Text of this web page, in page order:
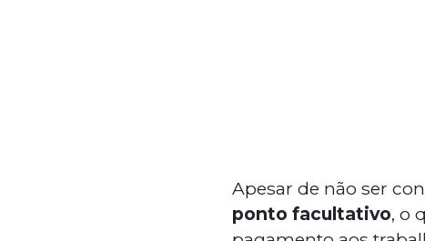
Apesar de não ser
ponto facultativo, o